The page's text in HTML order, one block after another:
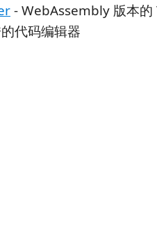
- WebAssembly 版本
代码编辑器